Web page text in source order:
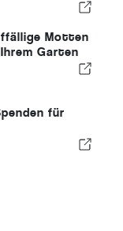
Motten
Garten
für